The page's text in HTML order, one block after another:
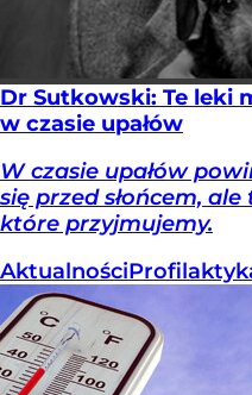
Dr Sutkowski: Te leki
w czasie upałów
W czasie upałów
się przed słońcem,
które przyjmujemy.
Aktualności